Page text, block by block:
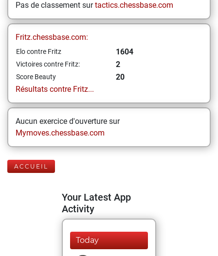
Pas de classement surtactics.chessbase.com
Fritz.chessbase.com:
Elo contre Fritz 1604
Victoires contre Fritz: 2
Score Beauty
20
Résultats contre Fritz...
Aucun exercice d'ouverture sur
Mymoves.chessbase.com
ACCUEIL
Your Latest App
Activity
Today